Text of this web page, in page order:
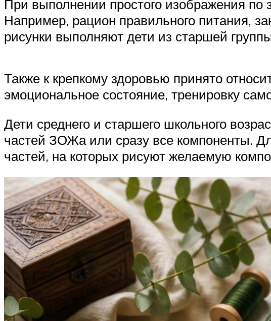
При выполнении простого изображения
Например, рацион правильного питания,
рисунки выполняют дети из старшей
Также к крепкому здоровью принято
эмоциональное состояние, тренировку
Дети среднего и старшего школьного
частей ЗОЖа или сразу все компоненты.
частей, на которых рисуют желаемую